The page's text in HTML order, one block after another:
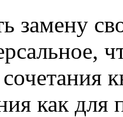
замену
как